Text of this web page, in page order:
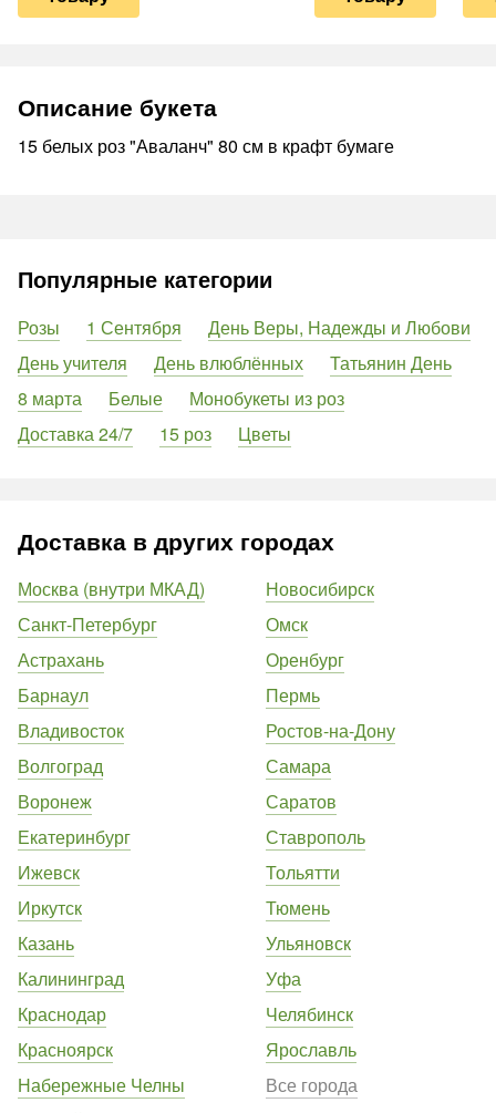
Описание букета
15 белых роз "Аваланч" 80 см в крафт бумаге
Популярные категории
Розы 1 Сентября
День Веры, Надежды и Любови
День учителя
День влюблённых
Татьянин День
8 марта
Белые
Монобукеты из роз
Доставка 24/7
15 роз Цветы
Доставка в других городах
Москва (внутри МКАД)
Санкт-Петербург
Астрахань
Барнаул
Владивосток
Волгоград
Воронеж
Екатеринбург
Ижевск
Иркутск
Казань
Калининград
Краснодар
Красноярск
Набережные Челны
Новосибирск
Омск
Оренбург
Пермь
Ростов-на-Дону
Самара
Саратов
Ставрополь
Тольятти
Тюмень
Ульяновск
Уфа
Челябинск
Ярославль
Все города